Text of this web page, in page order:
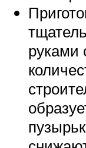
руками